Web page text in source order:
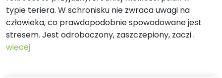
typie teriera. W schronisku nie zwraca uwagi na
człowieka, co prawdopodobnie spowodowane jest
stresem. Jest odrobaczony, zaszczepiony, zaczi...
więcej